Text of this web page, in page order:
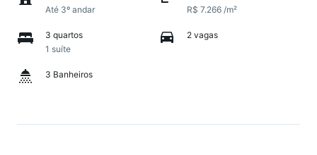
Até 3º andar
R$ 7.266 /m²
3 quartos
1 suíte
2 vagas
3 Banheiros